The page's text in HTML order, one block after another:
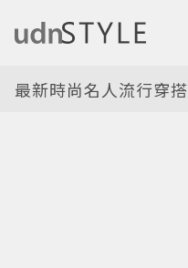
最新時尚名人流行穿搭